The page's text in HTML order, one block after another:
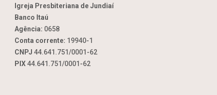
Igreja Presbiteriana de Jundiaí
Banco Itaú
Agência: 0658
Conta corrente: 19940-1
CNPJ 44.641.751/0001-62
PIX44.641.751/0001-62